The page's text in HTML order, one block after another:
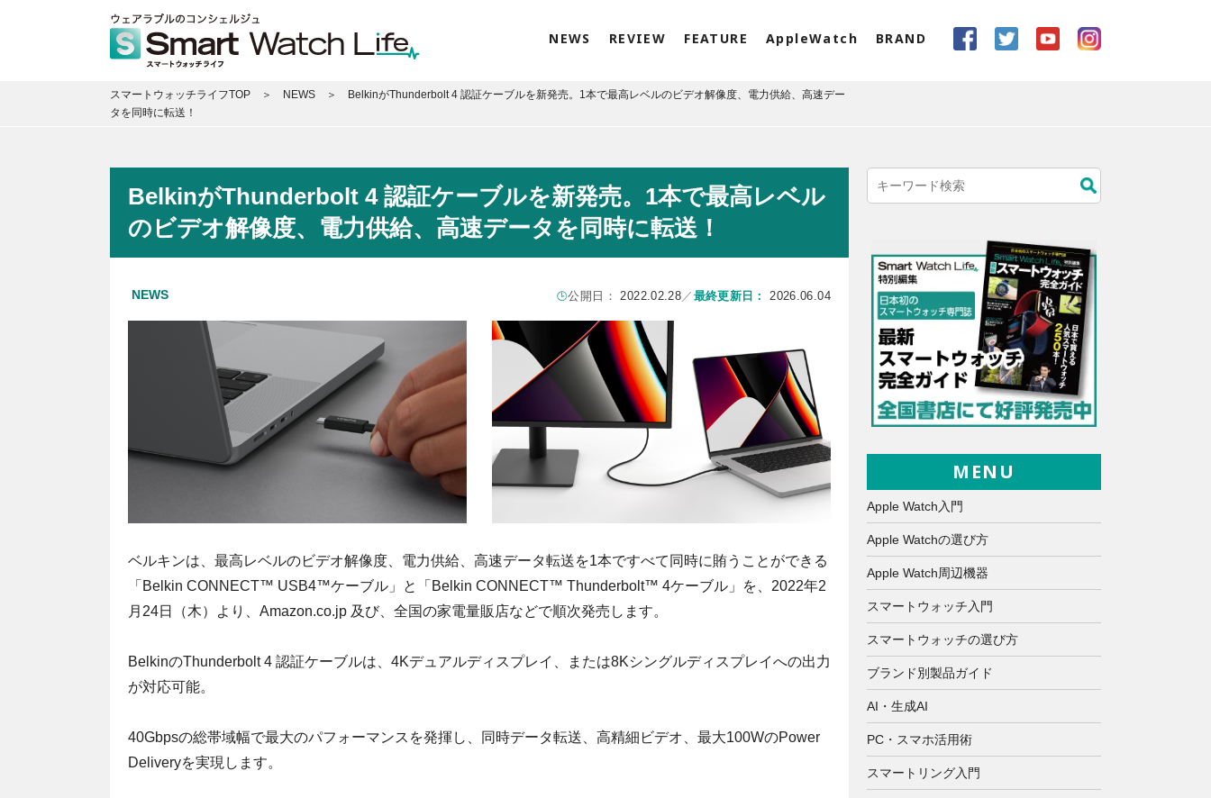
NEWS REVIEW FEATURE AppleWatch BRAND
スマートウォッチライフTOP NEWS
BelkinがThunderbolt 4 認証ケーブルを新発売。1本で最高レベルのビデオ解像度、電力供給、高速デー
タを同時に転送！
BelkinがThunderbolt 4 認証ケーブルを新発売。1本で最高レベル
のビデオ解像度、電力供給、高速データを同時に転送！
NEWS 公開日：2022.02.28／ 最終更新日： 2026.06.04
ベルキンは、最高レベルのビデオ解像度、電力供給、高速データ転送を1本ですべて同時に賄うことができる
「Belkin CONNECT™ USB4™ケーブル」と「Belkin CONNECT™ Thunderbolt™ 4ケーブル」を、2022年2
月24日（木）より、Amazon.co.jp 及び、全国の家電量販店などで順次発売します。
BelkinのThunderbolt 4 認証ケーブルは、4Kデュアルディスプレイ、または8Kシングルディスプレイへの出力
が対応可能。
40Gbpsの総帯域幅で最大のパフォーマンスを発揮し、同時データ転送、高精細ビデオ、最大100WのPower
Deliveryを実現します。
MENU
Apple Watch入門
Apple Watchの選び方
Apple Watch周辺機器
スマートウォッチ入門
スマートウォッチの選び方
ブランド別製品ガイド
AI・生成AI
PC・スマホ活用術
スマートリング入門